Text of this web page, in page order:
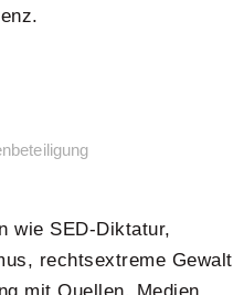
wie SED-Diktatur,
rechtsextreme Gewalt